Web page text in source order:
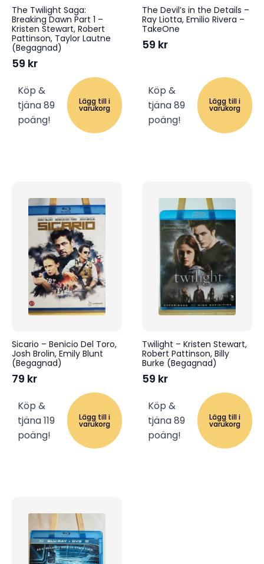
The Twilight Saga:
Breaking Dawn Part 1 –
Kristen Stewart, Robert
Pattinson, Taylor Lautne
(Begagnad)
59 kr
Köp &
tjäna 89
poäng!
Lägg till i
varukorg
The Devil’s in the Details –
Ray Liotta, Emilio Rivera –
TakeOne
59 kr
Köp &
tjäna 89
poäng!
Lägg till i
varukorg
Sicario – Benicio Del Toro,
Josh Brolin, Emily Blunt
(Begagnad)
79 kr
Köp &
tjäna 119
poäng!
Lägg till i
varukorg
Twilight – Kristen Stewart,
Robert Pattinson, Billy
Burke (Begagnad)
59 kr
Köp &
tjäna 89
poäng!
Lägg till i
varukorg